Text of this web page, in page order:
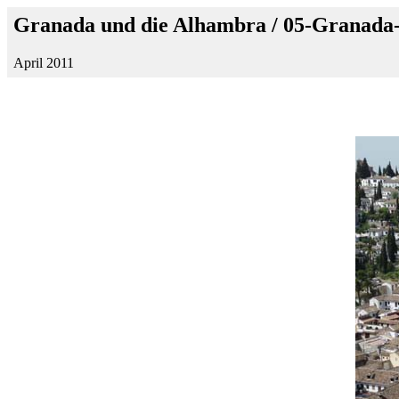
Granada und die Alhambra / 05-
April 2011